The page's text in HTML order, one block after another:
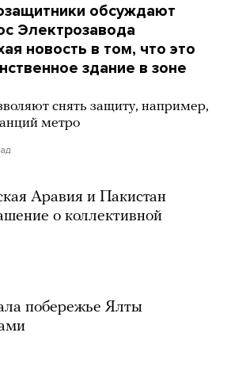
обсуждают
Электрозавода
новость в том, что это
здание в зоне
снять защиту, например,
метро
Аравия и Пакистан
о коллективной
побережье Ялты